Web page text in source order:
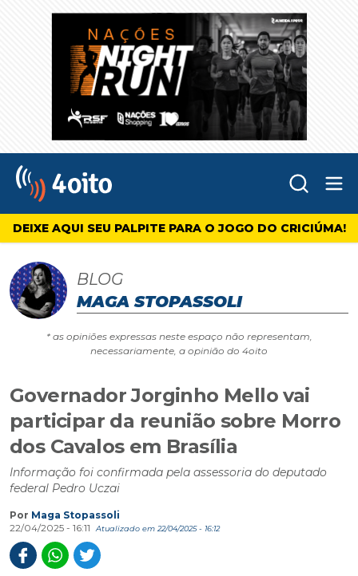
4oito
DEIXE AQUI SEU PALPITE PARA O JOGO DO CRICIÚMA!
BLOG
MAGA STOPASSOLI
* as opiniões expressas neste espaço não representam,
necessariamente, a opinião do 4oito
Governador Jorginho Mello vai
participar da reunião sobre Morro
dos Cavalos em Brasília
Informação foi confirmada pela assessoria do deputado
federal Pedro Uczai
Por Maga Stopassoli
22/04/2025 - 16:11
Atualizado em 22/04/2025 - 16:12